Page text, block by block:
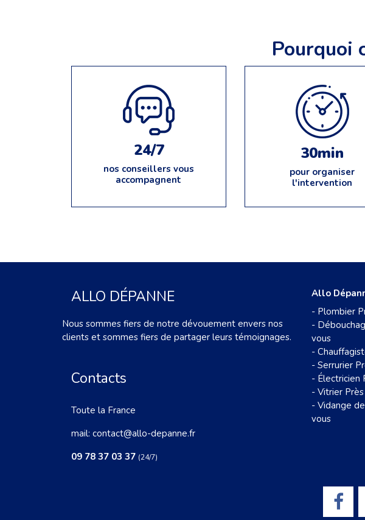
Pourquoi
24/7
nos conseillers vous
accompagnent
30min
pour organiser
l'intervention
ALLO DÉPANNE
Nous sommes fiers de notre dévouement envers nos
clients et sommes fiers de partager leurs témoignages.
Contacts
Toute la France
mail: contact@allo-depanne.fr
09 78 37 03 37 (24/7)
Allo
- Plombier
-
vous
-
- Serrurier
- Électricien
- Vitrier
- Vidange
vous